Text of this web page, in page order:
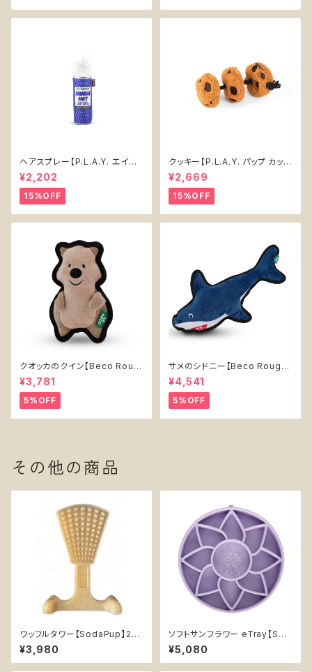
ヘアスプレー【P.L.A.Y. エイテ
ィーズ クラシック】犬用おもちゃ
Pawqua Net 【P.L.A.Y. 80s
Classics Collection】
¥2,202
15%OFF
クッキー【P.L.A.Y. パップ カップ
カフェ】犬用おもちゃ Cookies
n' Treats 【P.L.A.Y. Pup Cup
Cafe Collection】
¥2,669
15%OFF
クオッカのクイン【Beco Roug
h & Tough Recycled Plasti
c Quokka】
¥3,781
5%OFF
サメのシドニー【Beco Rough
& Tough Recycled Plastic
Shark】
¥4,541
5%OFF
その他の商品
ワッフルタワー【SodaPup】2-i
n-1 エンリッチメント デンタル
超耐久性 丈夫 カミカミ おもち
ゃ チュートイ 知育 ソダパップ W
¥3,980
ソフトサンフラワー eTray【Sod
aPup】ソフト素材 浅型 フードボ
ウル リックマット 早食い防止皿
スローフィーダー 知育 エンリッ
¥5,080